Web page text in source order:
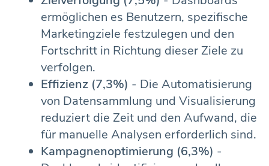
ermöglichen es Benutzern, spezifische
Marketingziele festzulegen und den
Fortschritt in Richtung dieser Ziele zu
verfolgen.
Effizienz (7,3%) - Die Automatisierung
von Datensammlung und Visualisierung
reduziert die Zeit und den Aufwand, die
für manuelle Analysen erforderlich sind.
Kampagnenoptimierung (6,3%) -